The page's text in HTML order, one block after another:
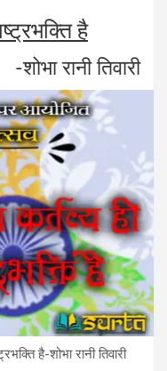
है
-शोभा रानी तिवारी
है-शोभा रानी तिवारी